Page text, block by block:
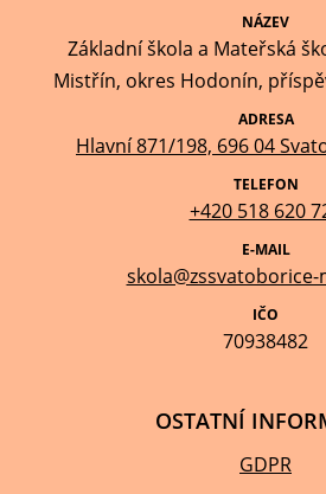
NÁZEV
Základní škola a Mateřská
Mistřín, okres Hodonín,
ADRESA
Hlavní 871/198, 696 04
TELEFON
+420 518 620
E-MAIL
IČO
70938482
OSTATNÍ
GDPR